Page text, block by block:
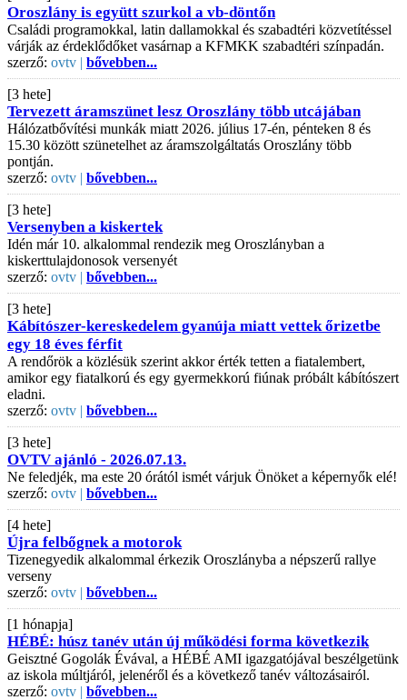
Oroszlány is együtt szurkol a vb-döntőn
Családi programokkal, latin dallamokkal és szabadtéri közvetítéssel
várják az érdeklődőket vasárnap a KFMKK szabadtéri színpadán.
szerző: ovtv | bővebben...
[3 hete]
Tervezett áramszünet lesz Oroszlány több utcájában
Hálózatbővítési munkák miatt 2026. július 17-én, pénteken 8 és
15.30 között szünetelhet az áramszolgáltatás Oroszlány több
pontján.
szerző: ovtv | bővebben...
[3 hete]
Versenyben a kiskertek
Idén már 10. alkalommal rendezik meg Oroszlányban a
kiskerttulajdonosok versenyét
szerző: ovtv | bővebben...
[3 hete]
Kábítószer-kereskedelem gyanúja miatt vettek őrizetbe
egy 18 éves férfit
A rendőrök a közlésük szerint akkor érték tetten a fiatalembert,
amikor egy fiatalkorú és egy gyermekkorú fiúnak próbált kábítószert
eladni.
szerző: ovtv | bővebben...
[3 hete]
OVTV ajánló - 2026.07.13.
Ne feledjék, ma este 20 órától ismét várjuk Önöket a képernyők elé!
szerző: ovtv | bővebben...
[4 hete]
Újra felbőgnek a motorok
Tizenegyedik alkalommal érkezik Oroszlányba a népszerű rallye
verseny
szerző: ovtv | bővebben...
[1 hónapja]
HÉBÉ: húsz tanév után új működési forma következik
Geisztné Gogolák Évával, a HÉBÉ AMI igazgatójával beszélgetünk
az iskola múltjáról, jelenéről és a következő tanév változásairól.
szerző: ovtv | bővebben...